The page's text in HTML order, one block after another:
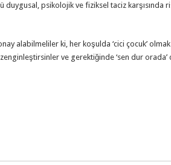
duygusal, psikolojik ve fiziksel taciz karşısında
alabilmeliler ki, her koşulda ‘cici çocuk’
ve gerektiğinde ‘sen dur orada’